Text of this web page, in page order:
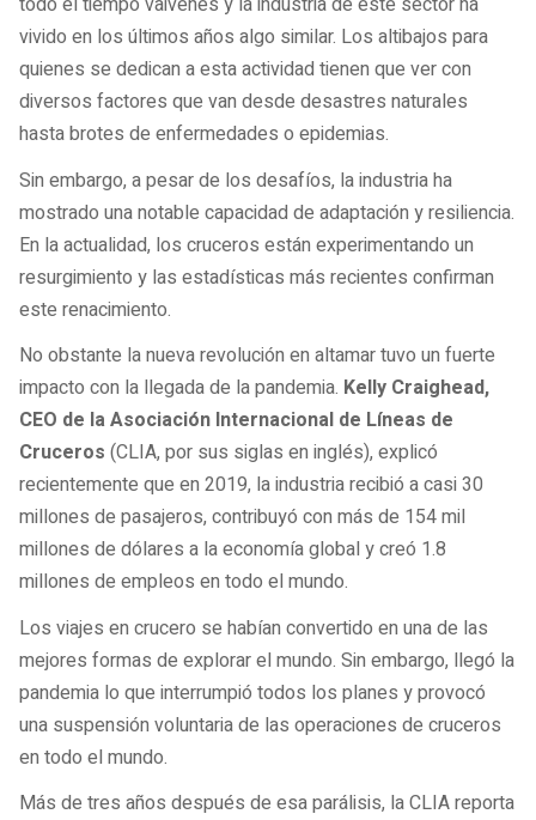
vivido en los últimos años algo similar. Los altibajos para
quienes se dedican a esta actividad tienen que ver con
diversos factores que van desde desastres naturales
hasta brotes de enfermedades o epidemias.
Sin embargo, a pesar de los desafíos, la industria ha
mostrado una notable capacidad de adaptación y resiliencia.
En la actualidad, los cruceros están experimentando un
resurgimiento y las estadísticas más recientes confirman
este renacimiento.
No obstante la nueva revolución en altamar tuvo un fuerte
impacto con la llegada de la pandemia. Kelly Craighead,
CEO de la Asociación Internacional de Líneas de
Cruceros (CLIA, por sus siglas en inglés), explicó
recientemente que en 2019, la industria recibió a casi 30
millones de pasajeros, contribuyó con más de 154 mil
millones de dólares a la economía global y creó 1.8
millones de empleos en todo el mundo.
Los viajes en crucero se habían convertido en una de las
mejores formas de explorar el mundo. Sin embargo, llegó la
pandemia lo que interrumpió todos los planes y provocó
una suspensión voluntaria de las operaciones de cruceros
en todo el mundo.
Más de tres años después de esa parálisis, la CLIA reporta